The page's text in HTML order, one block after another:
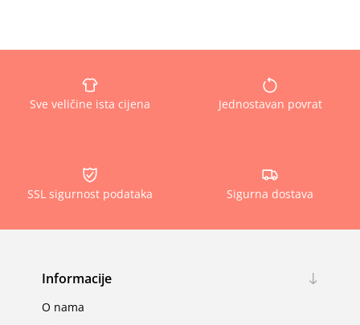
Sve veličine ista cijena Jednostavan povrat
SSL sigurnost podataka Sigurna dostava
Informacije
O nama